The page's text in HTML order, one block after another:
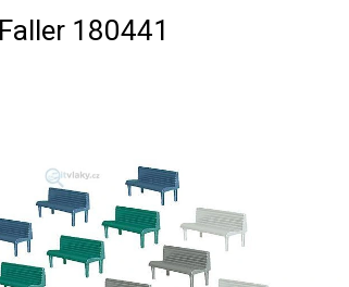
180441